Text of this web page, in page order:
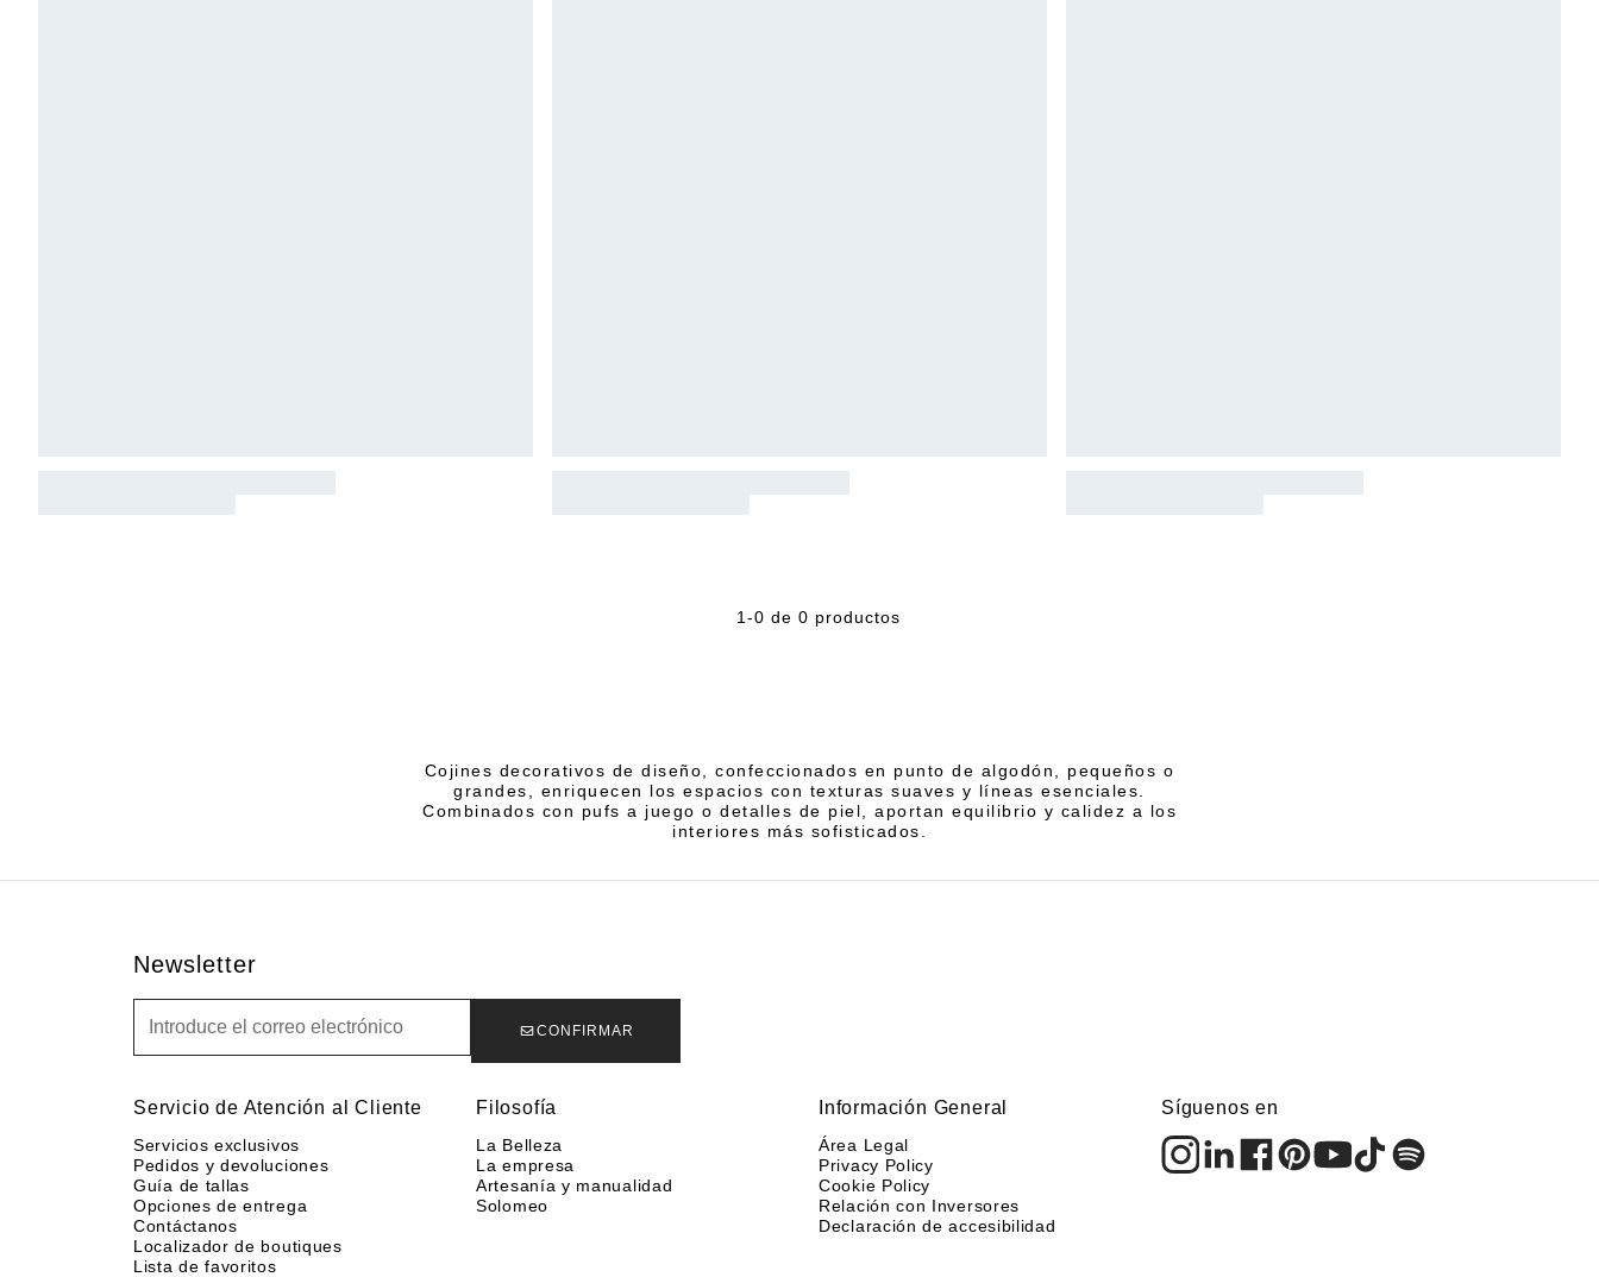
1-0 de 0 productos
Cojines decorativos de diseño, confeccionados en punto de algodón, pequeños o
grandes, enriquecen los espacios con texturas suaves y líneas esenciales.
Combinados con pufs a juego o detalles de piel, aportan equilibrio y calidez a los
interiores más sofisticados.
Newsletter
CONFIRMAR
Servicio de Atención al Cliente
Servicios exclusivos
Pedidos y devoluciones
Guía de tallas
Opciones de entrega
Contáctanos
Localizador de boutiques
Lista de favoritos
Filosofía
La Belleza
La empresa
Artesanía y manualidad
Solomeo
Información General
Área Legal
Privacy Policy
Cookie Policy
Relación con Inversores
Declaración de accesibilidad
Síguenos en